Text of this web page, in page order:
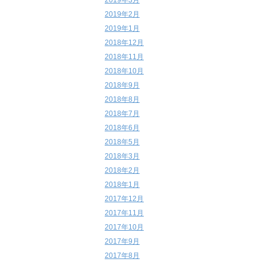
2019年2月
2019年1月
2018年12月
2018年11月
2018年10月
2018年9月
2018年8月
2018年7月
2018年6月
2018年5月
2018年3月
2018年2月
2018年1月
2017年12月
2017年11月
2017年10月
2017年9月
2017年8月